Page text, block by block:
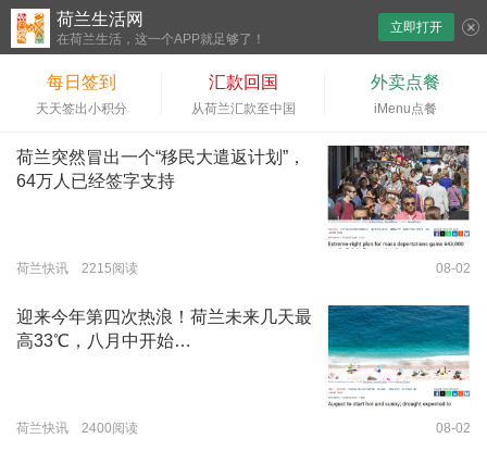
荷兰生活网
在荷兰生活，这一个APP就足够了！
立即打开
每日签到
天天签出小积分
汇款回国
从荷兰汇款至中国
外卖点餐
iMenu点餐
荷兰突然冒出一个“移民大遣返计划”，
64万人已经签字支持
荷兰快讯 2215阅读 08-02
迎来今年第四次热浪！荷兰未来几天最
高33℃，八月中开始…
荷兰快讯 2400阅读 08-02